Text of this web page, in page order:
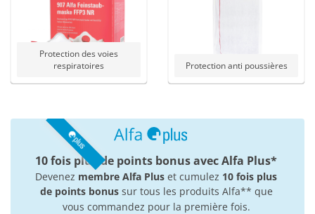
Protection des voies
respiratoires
Protection anti poussières
10 fois plus de points bonus avec Alfa Plus*
Devenez membre Alfa Plus et cumulez 10 fois plus
de points bonussur tous les produits Alfa** que
vous commandez pour la première fois.